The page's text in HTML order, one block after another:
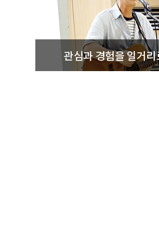
관심과 경험을 일거